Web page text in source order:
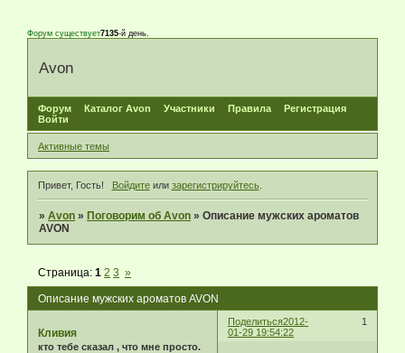
Форум существует7135-й день.
Avon
Форум Каталог Avon Участники Правила
Регистрация
Войти
Активные темы
Привет, Гость! Войдитеили зарегистрируйтесь.
»Avon » Поговорим об Avon »Описание мужских ароматов
AVON
Описание мужских ароматов AVON
Страница:1 2 3 »
Поделиться 1
2012-
01-29 19:54:22
Кливия
кто тебе сказал , что мне просто.